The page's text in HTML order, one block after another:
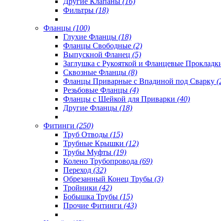
Фильтры (18)
Фланцы (100)
Глухие Фланцы (18)
Фланцы Свободные (2)
Выпускной Фланец (5)
Заглушка с Рукояткой и Фланцевые
Сквозные Фланцы (8)
Фланцы Приварные с Впадиной под Сварку
Резьбовые Фланцы (4)
Фланцы с Шейкой для Приварки (40)
Другие Фланцы (18)
Фитинги (250)
Труб Отводы (15)
Трубные Крышки (12)
Трубы Муфты (19)
Колено Трубопровода (69)
Переход (32)
Обрезанный Конец Трубы (3)
Тройники (42)
Бобышка Трубы (15)
Прочие Фитинги (43)